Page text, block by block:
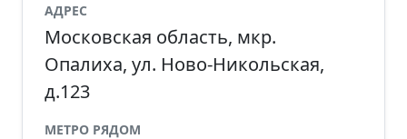
АДРЕС
Московская область, мкр.
Опалиха, ул. Ново-Никольская,
д.123
МЕТРО РЯДОМ